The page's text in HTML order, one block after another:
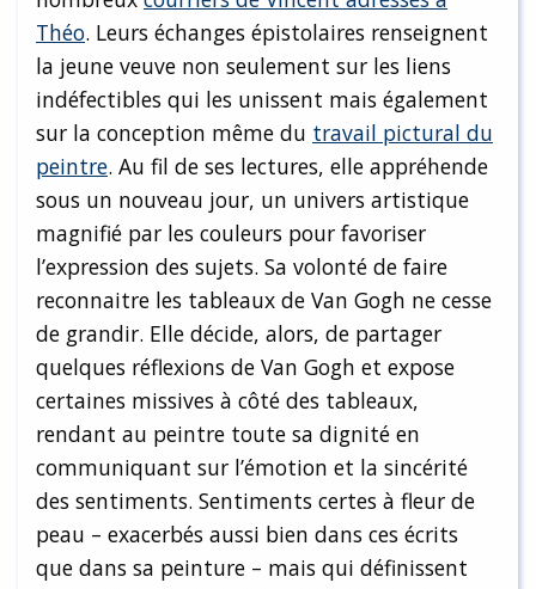
Théo. Leurs échanges épistolaires renseignent
la jeune veuve non seulement sur les liens
indéfectibles qui les unissent mais également
sur la conception même du travail pictural du
peintre. Au fil de ses lectures, elle appréhende
sous un nouveau jour, un univers artistique
magnifié par les couleurs pour favoriser
l’expression des sujets. Sa volonté de faire
reconnaitre les tableaux de Van Gogh ne cesse
de grandir. Elle décide, alors, de partager
quelques réflexions de Van Gogh et expose
certaines missives à côté des tableaux,
rendant au peintre toute sa dignité en
communiquant sur l’émotion et la sincérité
des sentiments. Sentiments certes à fleur de
peau – exacerbés aussi bien dans ces écrits
que dans sa peinture – mais qui définissent